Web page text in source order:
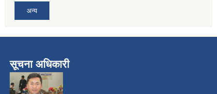
अन्य
सूचना अधिकारी